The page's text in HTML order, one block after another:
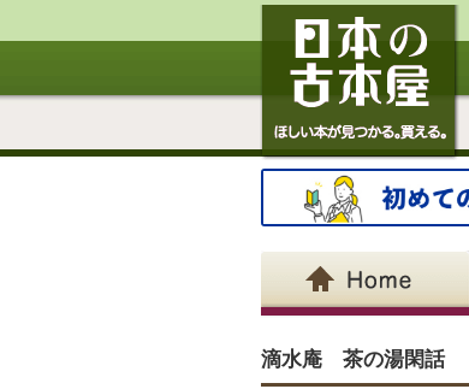
滴水庵 茶の湯閑話